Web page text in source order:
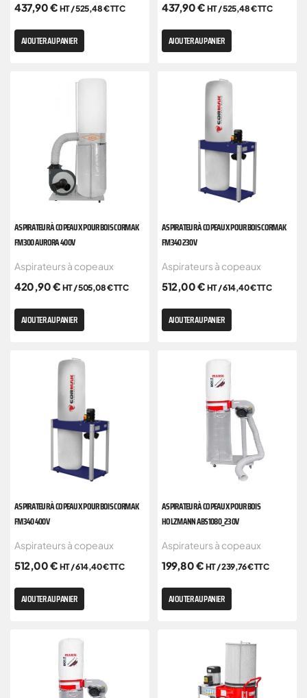
437,90€ HT /525,48€TTC
AJOUTER AU PANIER
437,90€ HT /525,48€TTC
AJOUTER AU PANIER
ASPIRATEUR À COPEAUX POUR BOIS CORMAK
FM300 AURORA 400V
Aspirateurs à copeaux
420,90€ HT /505,08€TTC
AJOUTER AU PANIER
ASPIRATEUR À COPEAUX POUR BOIS CORMAK
FM340 230V
Aspirateurs à copeaux
512,00€ HT /614,40€TTC
AJOUTER AU PANIER
ASPIRATEUR À COPEAUX POUR BOIS CORMAK
FM340 400V
Aspirateurs à copeaux
512,00€ HT /614,40€TTC
AJOUTER AU PANIER
ASPIRATEUR À COPEAUX POUR BOIS
HOLZMANN ABS1080_230V
Aspirateurs à copeaux
199,80€ HT /239,76€TTC
AJOUTER AU PANIER